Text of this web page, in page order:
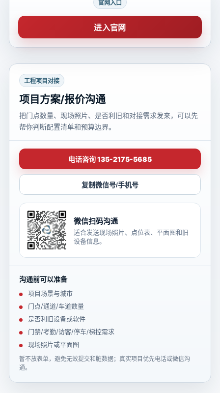
官网入口
进入官网
工程项目对接
项目方案/报价沟通
把门点数量、现场照片、是否利旧和对接需求发来，可以先
帮你判断配置清单和预算边界。
电话咨询 135-2175-5685
复制微信号/手机号
微信扫码沟通
适合发送现场照片、点位表、平面图和旧
设备信息。
沟通前可以准备
项目场景与城市
门点/通道/车道数量
是否利旧设备或软件
门禁/考勤/访客/停车/梯控需求
现场照片或平面图
暂不放表单，避免无效提交和脏数据；真实项目优先电话或微信沟
通。